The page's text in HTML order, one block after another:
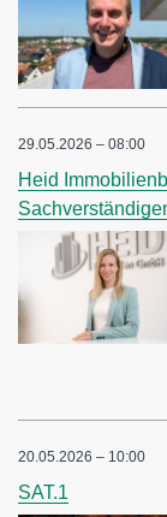
29.05.2026 – 08:00
Heid
20.05.2026 – 10:00
SAT.1